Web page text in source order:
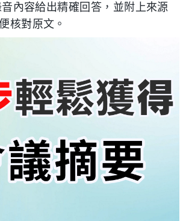
內容給出精確回答，並附上來源
核對原文。